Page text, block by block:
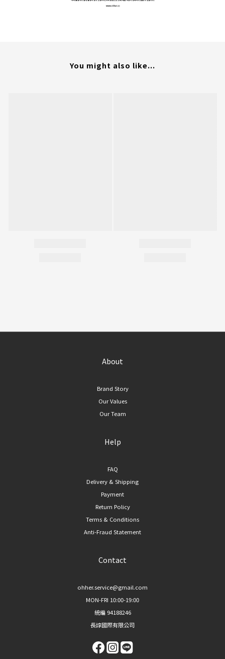
You might also like...
About
Brand Story
Our Values
Our Team
Help
FAQ
Delivery & Shipping
Payment
Return Policy
Terms & Conditions
Anti-Fraud Statement
Contact
ohher.service@gmail.com
MON-FRI 10:00-19:00
統編 94188246
長諄國際有限公司